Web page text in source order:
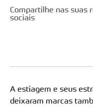
Compartilhe nas suas
sociais
A estiagem e seus
deixaram marcas